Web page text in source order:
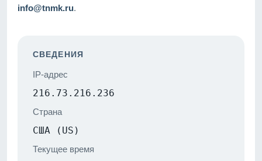
info@tnmk.ru.
СВЕДЕНИЯ
IP-адрес
216.73.216.236
Страна
США (US)
Текущее время